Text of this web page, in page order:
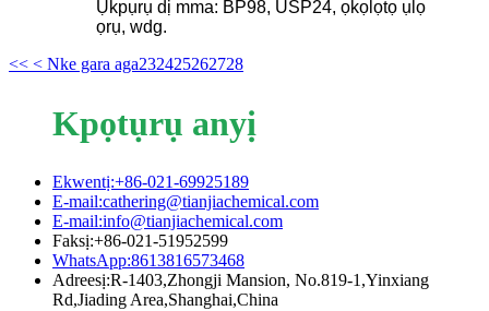
Ụkpụrụ dị mma: BP98, USP24, ọkọlọtọ ụlọ
ọrụ, wdg.
<< < Nke gara aga232425262728
Kpọtụrụ anyị
Ekwentị:+86-021-69925189
E-mail:cathering@tianjiachemical.com
E-mail:info@tianjiachemical.com
Faksị:+86-021-51952599
WhatsApp:8613816573468
Adreesị:R-1403,Zhongji Mansion, No.819-1,Yinxiang
Rd,Jiading Area,Shanghai,China